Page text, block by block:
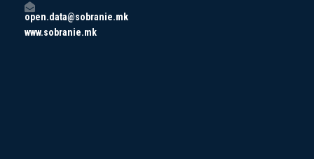
open.data@sobranie.mk
www.sobranie.mk